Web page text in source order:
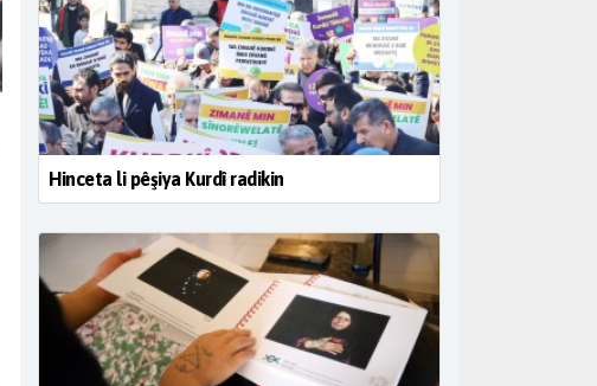
Hinceta li pêşiya Kurdî radikin